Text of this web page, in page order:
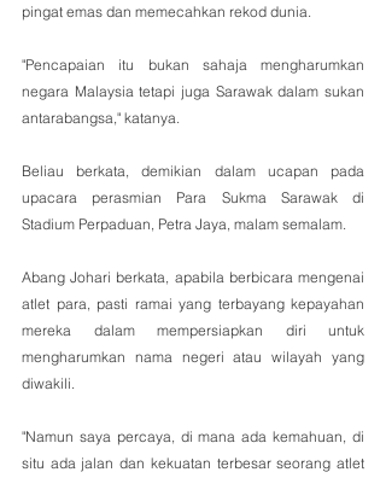
pingat emas dan memecahkan rekod dunia.
"Pencapaian itu bukan sahaja mengharumkan
negara Malaysia tetapi juga Sarawak dalam sukan
antarabangsa," katanya.
Beliau berkata, demikian dalam ucapan pada
upacara perasmian Para Sukma Sarawak di
Stadium Perpaduan, Petra Jaya, malam semalam.
Abang Johari berkata, apabila berbicara mengenai
atlet para, pasti ramai yang terbayang kepayahan
mereka dalam mempersiapkan diri untuk
mengharumkan nama negeri atau wilayah yang
diwakili.
"Namun saya percaya, di mana ada kemahuan, di
situ ada jalan dan kekuatan terbesar seorang atlet